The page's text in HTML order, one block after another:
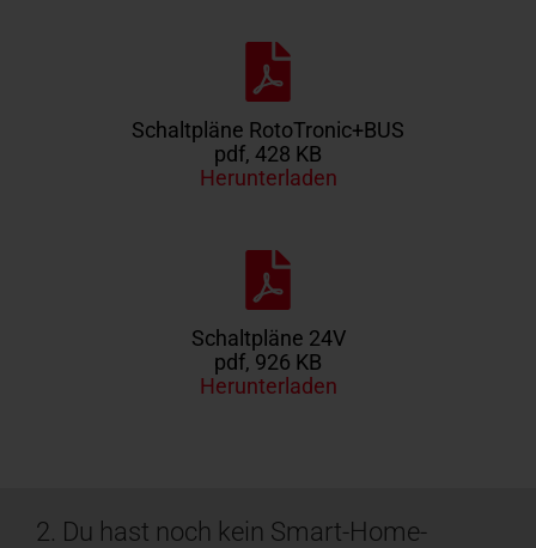
Schaltpläne RotoTronic+BUS
pdf, 428 KB
Herunterladen
Schaltpläne 24V
pdf, 926 KB
Herunterladen
2. Du hast noch kein Smart-Home-